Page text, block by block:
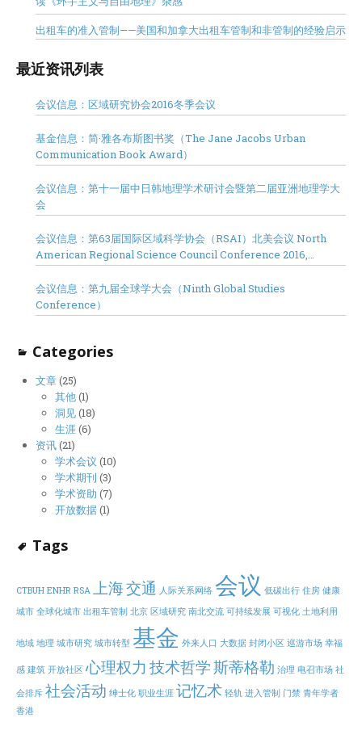
出租车的准入管制——美国和加拿大出租车管制和非管制的经验启示
最近资讯列表
会议信息：区域研究协会2016冬季会议
基金信息：简·雅各布斯图书奖（The Jane Jacobs Urban
Communication Book Award）
会议信息：第十一届中日韩地理学术研讨会暨第二届亚洲地理学大
会
会议信息：第63届国际区域科学协会（RSAI）北美会议 North
American Regional Science Council Conference 2016,
会议信息：第九届全球学大会（Ninth Global Studies
Conference）
Categories
文章(25)
其他(1)
洞见(18)
生涯(6)
资讯(21)
学术会议 (10)
学术期刊 (3)
学术资助 (7)
开放数据(1)
Tags
CTBUH ENHR RSA 上海交通 人际关系网络 会议 低碳出行 住房 健康
城市 全球化城市 出租车管制 北京 区域研究 南北交流 可持续发展 可视化 土地利用
地域 地理 城市研究 城市转型 基金 外来人口 大数据 封闭小区 巡游市场 幸福
感 建筑 开放社区 心理权力 技术哲学斯蒂格勒 治理 电召市场 社
会排斥 社会活动 绅士化 职业生涯 记忆术 轻轨 进入管制 门禁 青年学者
香港